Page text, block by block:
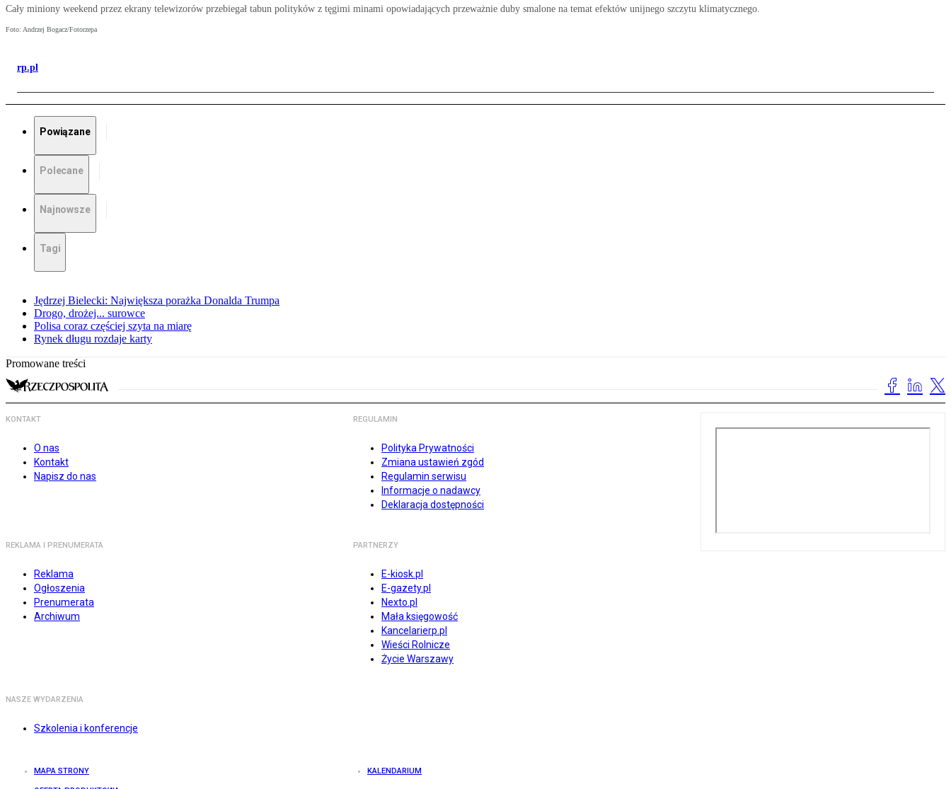
Cały miniony weekend przez ekrany telewizorów przebiegał tabun polityków z tęgimi minami opowiadających przeważnie duby smalone na temat efektów unijnego szczytu klimatycznego.
Foto: Andrzej Bogacz/Fotorzepa
rp.pl
Powiązane
Polecane
Najnowsze
Tagi
Jędrzej Bielecki: Największa porażka Donalda Trumpa
Drogo, drożej... surowce
Polisa coraz częściej szyta na miarę
Rynek długu rozdaje karty
Promowane treści
KONTAKT
O nas
Kontakt
Napisz do nas
REGULAMIN
Polityka Prywatności
Zmiana ustawień zgód
Regulamin serwisu
Informacje o nadawcy
Deklaracja dostępności
REKLAMA I PRENUMERATA
Reklama
Ogłoszenia
Prenumerata
Archiwum
PARTNERZY
E-kiosk.pl
E-gazety.pl
Nexto.pl
Mała księgowość
Kancelarierp.pl
Wieści Rolnicze
Życie Warszawy
NASZE WYDARZENIA
Szkolenia i konferencje
MAPA STRONY KALENDARIUM